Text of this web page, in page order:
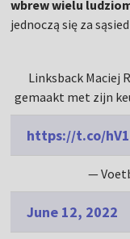
wbrew wielu
jednoczą się za
Linksback Maciej
gemaakt met zijn
https://t.co/
—
June 12, 2022